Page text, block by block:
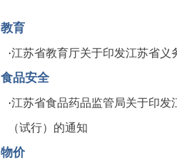
教育
·江苏省教育厅关于印发江苏省义
食品安全
·江苏省食品药品监管局关于印发
（试行）的通知
物价